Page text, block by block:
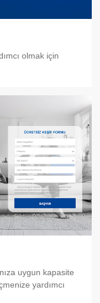
olmak için
uygun kapasite
yardımcı